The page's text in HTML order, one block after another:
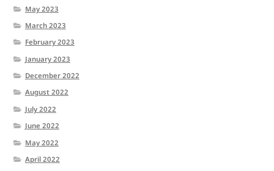
May 2023
March 2023
February 2023
January 2023
December 2022
August 2022
July 2022
June 2022
May 2022
April 2022